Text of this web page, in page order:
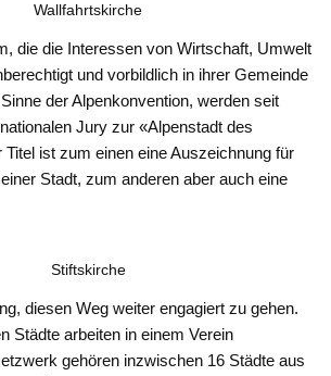
Wallfahrtskirche
die die Interessen von Wirtschaft, Umwelt
und vorbildlich in ihrer Gemeinde
der Alpenkonvention, werden seit
Jury zur «Alpenstadt des
ist zum einen eine Auszeichnung für
Stadt, zum anderen aber auch eine
Stiftskirche
diesen Weg weiter engagiert zu gehen.
Städte arbeiten in einem Verein
gehören inzwischen 16 Städte aus